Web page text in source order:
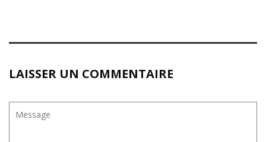
LAISSER UN COMMENTAIRE